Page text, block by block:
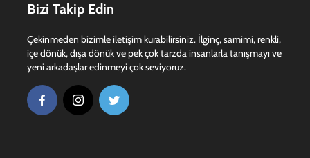
Bizi Takip Edin
Çekinmeden bizimle iletişim kurabilirsiniz. İlginç, samimi, renkli,
içe dönük, dışa dönük ve pek çok tarzda insanlarla tanışmayı ve
yeni arkadaşlar edinmeyi çok seviyoruz.